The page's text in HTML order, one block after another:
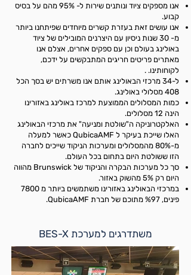
אנו מספקים ציוד ונותנים שירות ל- 95% מהם על בסיס
קבוע.
אנו עושים זאת בעזרת קשרים מיוחדים שפיתחנו ביותר
מ- 30 שנות ניסיון עם היצרנים המובילים של ציוד
באולינג בעולם וכן עם ספקים אחרים, אצלם אנו
מאתרים פריטים חריגים המתבקשים על ידכם,
לקוחותינו. .
ל-34 מרכזי הבאולינג אותם אנו משרתים יש בסך הכל
408 מסלולי באולינג.
כמות המסלולים הממוצעת למרכז באולינג באזורינו
הינה 12 מסלולים.
האלקטרוניקה ה"שולטת ומניעה" את מרכזי הבאולינג
האלו שייכת בעיקר ל QubicaAMF כאשר למעלה
מ-80% מהמסלולים ומערכות הניקוד שייכים לחברה
הזו ששולטת היום בתחום בכל העולם.
סך כל מערכות הבקרה והניקוד של Brunswick מהווה
היום רק 5% מהשוק באזור.
במרכזי הבאולינג באזורינו משתמשים ביותר מ 7800
פינים, %97 מתוכם של חברת QubicaAMF.
משתדרגים למערכת BES-X